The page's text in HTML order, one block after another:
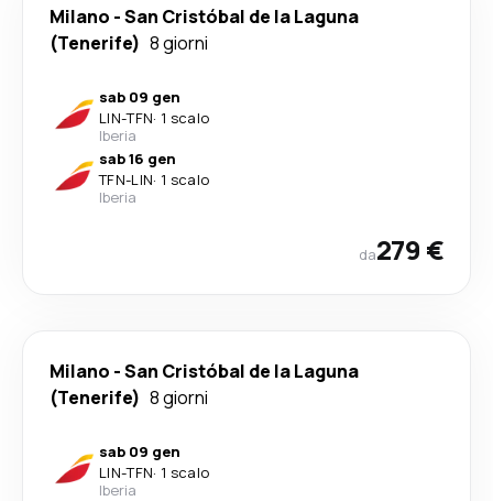
Milano -San Cristóbal de la Laguna
(Tenerife) 8 giorni
sab 09 gen
LIN-TFN· 1 scalo
Iberia
sab 16 gen
TFN-LIN· 1 scalo
Iberia
da279 €
Milano -San Cristóbal de la Laguna
(Tenerife) 8 giorni
sab 09 gen
LIN-TFN· 1 scalo
Iberia